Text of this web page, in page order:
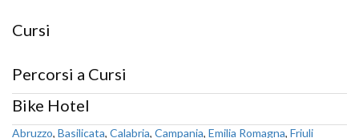
Cursi
Percorsi a Cursi
Bike Hotel
Abruzzo, Basilicata, Calabria, Campania, Emilia Romagna, Friuli